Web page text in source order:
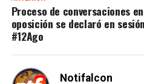
Proceso de conversaciones
oposición se declaró en
#12Ago
Notifalcon